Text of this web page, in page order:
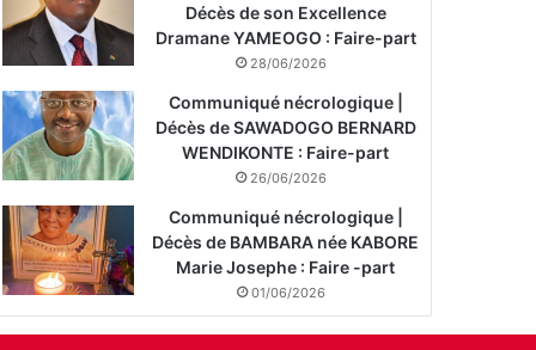
Décès de son Excellence
Dramane YAMEOGO : Faire-part
28/06/2026
Communiqué nécrologique |
Décès de SAWADOGO BERNARD
WENDIKONTE : Faire-part
26/06/2026
Communiqué nécrologique |
Décès de BAMBARA née KABORE
Marie Josephe : Faire -part
01/06/2026